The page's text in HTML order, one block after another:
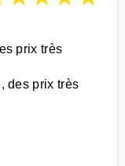
prix très
des prix très